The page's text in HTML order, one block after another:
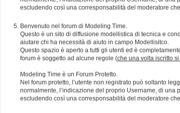
escludendo così una corresponsabilità del moderatore
Benvenuto nel forum di Modeling Time.
Questo è un sito di diffusione modellistica di tecnica e
aiutare chi ha necessità di aiuto in campo Modellisitco.
Questo spazio è aperto a tutti gli utenti ed è
forum è soggetto ad alcune regole (che una volta iscritto
Modeling Time è un Forum Protetto.
Nel forum protetto, l’utente non registrato può soltanto
normalmente, l’indicazione del proprio Username, di
escludendo così una corresponsabilità del moderatore